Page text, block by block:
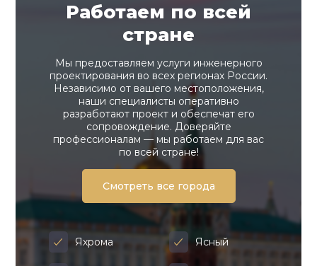
Работаем по всей
стране
Мы предоставляем услуги инженерного
проектирования во всех регионах России.
Независимо от вашего местоположения,
наши специалисты оперативно
разработают проект и обеспечат его
сопровождение. Доверяйте
профессионалам — мы работаем для вас
по всей стране!
Смотреть все города
Яхрома Ясный